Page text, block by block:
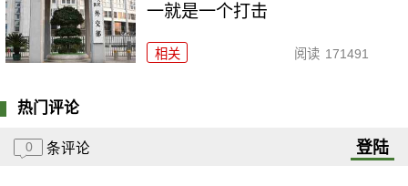
一就是一个打击
相关 阅读 171491
热门评论
0 条评论 登陆